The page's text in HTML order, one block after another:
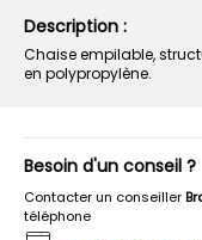
Description :
Chaise empilable,
en polypropylène.
Besoin d'un conseil ?
Contacter un conseiller
téléphone